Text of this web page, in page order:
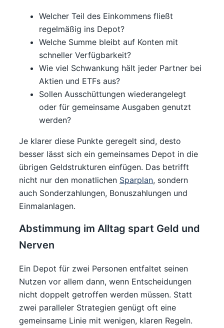
Welcher Teil des Einkommens fließt
regelmäßig ins Depot?
Welche Summe bleibt auf Konten mit
schneller Verfügbarkeit?
Wie viel Schwankung hält jeder Partner bei
Aktien und ETFs aus?
Sollen Ausschüttungen wiederangelegt
oder für gemeinsame Ausgaben genutzt
werden?
Je klarer diese Punkte geregelt sind, desto
besser lässt sich ein gemeinsames Depot in die
übrigen Geldstrukturen einfügen. Das betrifft
nicht nur den monatlichen Sparplan, sondern
auch Sonderzahlungen, Bonuszahlungen und
Einmalanlagen.
Abstimmung im Alltag spart Geld und
Nerven
Ein Depot für zwei Personen entfaltet seinen
Nutzen vor allem dann, wenn Entscheidungen
nicht doppelt getroffen werden müssen. Statt
zwei paralleler Strategien genügt oft eine
gemeinsame Linie mit wenigen, klaren Regeln.